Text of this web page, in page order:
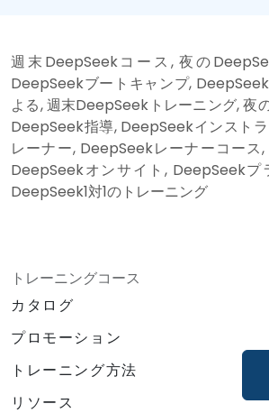
週末DeepSeekコース, 夜の
DeepSeekブートキャンプ,
よる, 週末DeepSeekトレーニング, 夜
DeepSeek指導, DeepSeekインスト
レーナー, DeepSeekレーナーコース
DeepSeekオンサイト, DeepSeekプ
DeepSeek1対1のトレーニング
トレーニングコース
カタログ
プロモーション
トレーニング方法
リソース